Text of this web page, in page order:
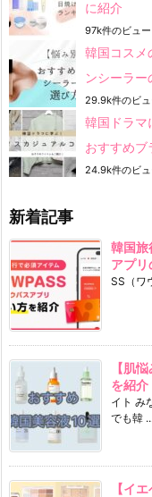
に紹介
97k件のビュー
韓国コスメ
ンシーラー
29.9k件のビュ
韓国ドラマ
おすすめブ
24.9k件のビュ
新着記事
韓国旅
アプ
SS（ワ
【肌
を紹介
イト み
でも韓
【イ